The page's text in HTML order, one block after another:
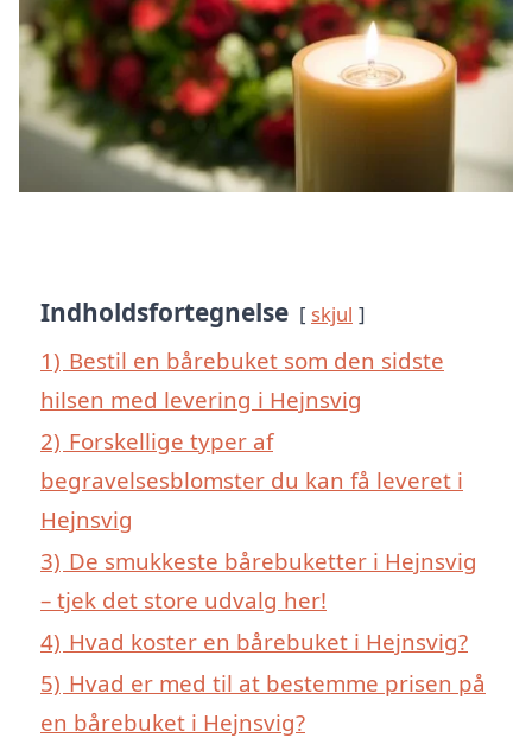
Indholdsfortegnelse skjul
1) Bestil en bårebuket som den sidste
hilsen med levering i Hejnsvig
2) Forskellige typer af
begravelsesblomster du kan få leveret i
Hejnsvig
3) De smukkeste bårebuketter i Hejnsvig
– tjek det store udvalg her!
4) Hvad koster en bårebuket i Hejnsvig?
5) Hvad er med til at bestemme prisen på
en bårebuket i Hejnsvig?